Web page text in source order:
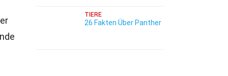
TIERE
26 Fakten Über Panther